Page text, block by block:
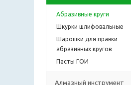
Абразивные круги
Шкурки шлифовальные
Шарошки для правки
абразивных кругов
Пасты ГОИ
Алмазный инструмент